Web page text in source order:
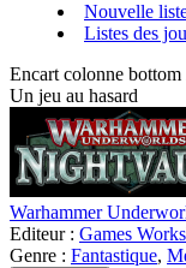
Nouvelle
Listes des
Encart colonne
Un jeu au hasard
Warhammer
Editeur : Games
Genre : Fantastique,